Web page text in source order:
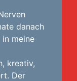
danach
meine
kreativ,
Der